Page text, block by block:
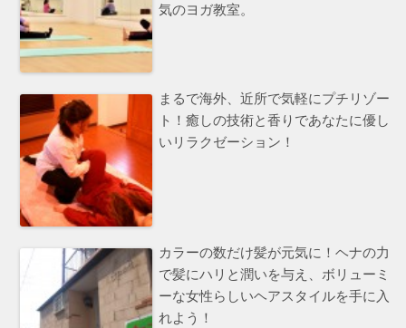
気のヨガ教室。
まるで海外、近所で気軽にプチリゾー
ト！癒しの技術と香りであなたに優し
いリラクゼーション！
カラーの数だけ髪が元気に！ヘナの力
で髪にハリと潤いを与え、ボリューミ
ーな女性らしいヘアスタイルを手に入
れよう！